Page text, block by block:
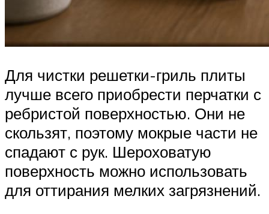
Для чистки решетки-гриль плиты
лучше всего приобрести перчатки с
ребристой поверхностью. Они не
скользят, поэтому мокрые части не
спадают с рук. Шероховатую
поверхность можно использовать
для оттирания мелких загрязнений.